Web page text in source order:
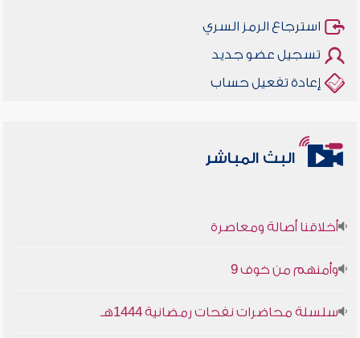
استرجاع الرمز السري
تسجيل عضو جديد
إعادة تفعيل حساب
البث المباشر
أخلاقنا أصالة ومعاصرة
وأمنهم من خوف 9
سلسلة محاضرات نفحات رمضانية 1444هـ